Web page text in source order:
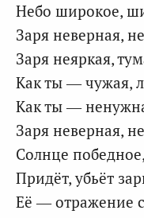
Небо широкое,
Заря неверная,
Заря неяркая,
Как ты — чужая,
Как ты —
Заря неверная,
Солнце
Придёт, убьёт
Её — отражение